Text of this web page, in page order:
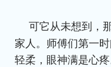
可它从未想到，
家人。师傅们第一
轻柔，眼神满是心